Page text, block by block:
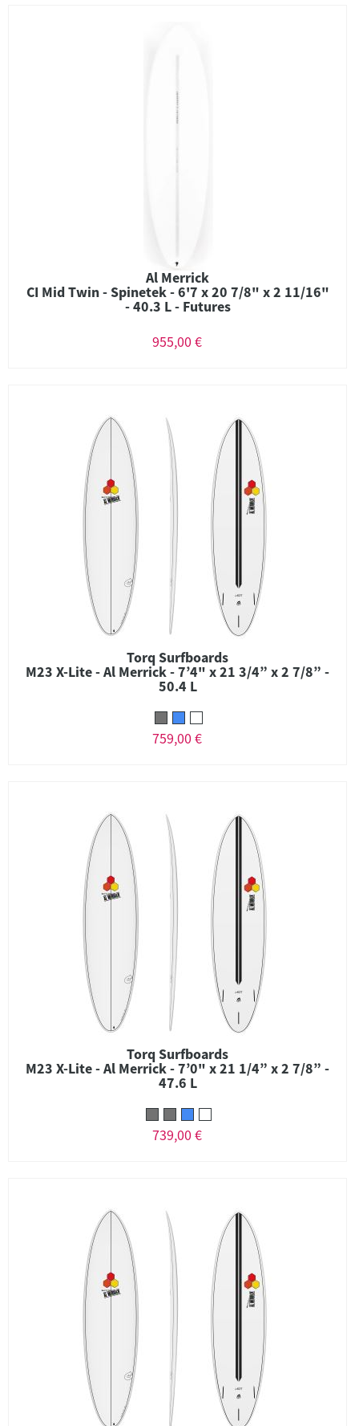
Al Merrick
CI Mid Twin - Spinetek - 6'7 x 20 7/8" x 2 11/16"
- 40.3 L - Futures
955,00 €
Torq Surfboards
M23 X-Lite - Al Merrick - 7’4" x 21 3/4” x 2 7/8” -
50.4 L
759,00 €
Torq Surfboards
M23 X-Lite - Al Merrick - 7’0" x 21 1/4” x 2 7/8” -
47.6 L
739,00 €